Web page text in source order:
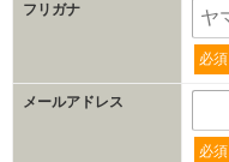
フリガナ
必須
メールアドレス
必須